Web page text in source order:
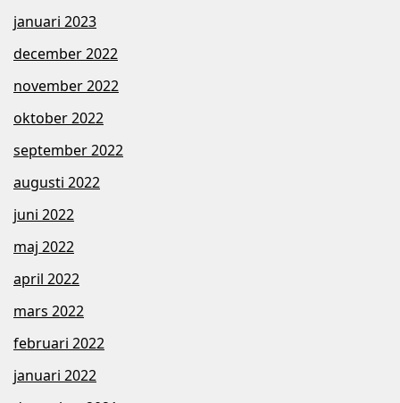
januari 2023
december 2022
november 2022
oktober 2022
september 2022
augusti 2022
juni 2022
maj 2022
april 2022
mars 2022
februari 2022
januari 2022